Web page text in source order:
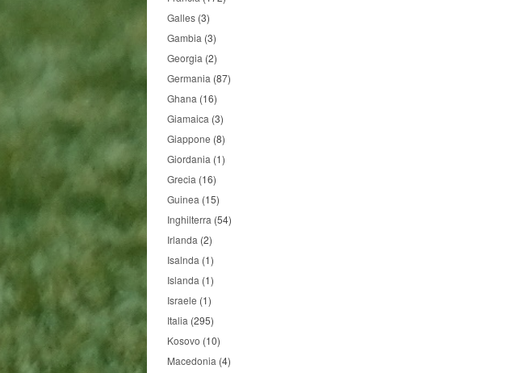
Galles (3)
Gambia (3)
Georgia (2)
Germania (87)
Ghana (16)
Giamaica (3)
Giappone (8)
Giordania (1)
Grecia (16)
Guinea (15)
Inghilterra (54)
Irlanda (2)
Isalnda (1)
Islanda (1)
Israele (1)
Italia (295)
Kosovo (10)
Macedonia (4)